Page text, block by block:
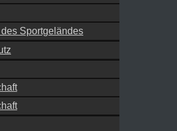
des Sportgeländes